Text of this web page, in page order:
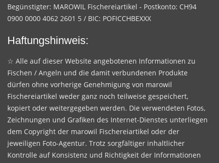
Begünstigter: MAROWIL Fischereiartikel - Postkonto: CH94
0900 0000 4062 2601 5 / BIC: POFICCHBEXXX
Haftungshinweis:
☆ Alle auf dieser Website angebotenen Informationen zu
Fischen / Angeln und die damit verbundenen Produkte
dürfen ohne vorherige Genehmigung von marowil
Fischereiartikel weder ganz noch teilweise gespeichert,
kopiert oder weitergegeben werden. Die verwendeten Fotos,
Zeichnungen und Grafiken des Internet-Dienstes unterliegen
dem Copyright der marowil Fischereiartikel oder der
jeweiligen Foto-Agentur. Trotz sorgfältiger inhaltlicher
Kontrolle auf Konsistenz und Richtigkeit der Informationen